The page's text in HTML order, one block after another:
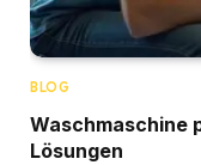
BLOG
Waschmaschine
Lösungen